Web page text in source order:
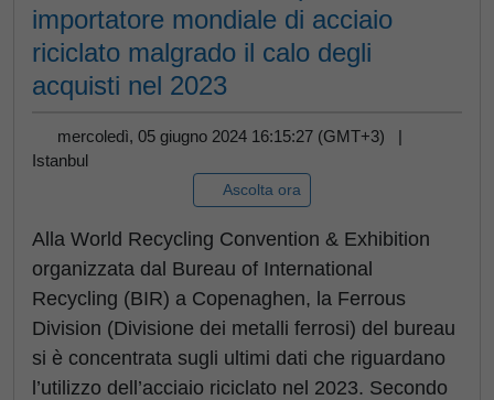
importatore mondiale di acciaio
riciclato malgrado il calo degli
acquisti nel 2023
mercoledì, 05 giugno 2024 16:15:27 (GMT+3) |
Istanbul
Ascolta ora
Alla World Recycling Convention & Exhibition
organizzata dal Bureau of International
Recycling (BIR) a Copenaghen, la Ferrous
Division (Divisione dei metalli ferrosi) del bureau
si è concentrata sugli ultimi dati che riguardano
l’utilizzo dell’acciaio riciclato nel 2023. Secondo